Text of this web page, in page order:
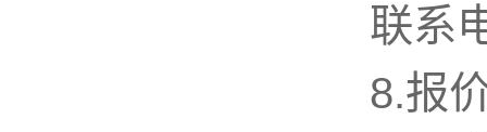
联系
8.报